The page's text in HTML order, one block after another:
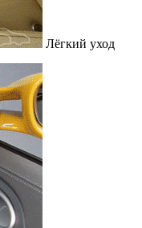
Лёгкий уход